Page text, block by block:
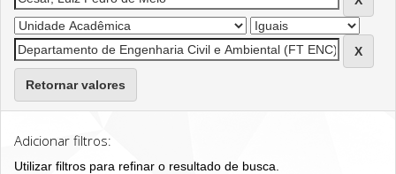
Retornar valores
Adicionar filtros:
Utilizar filtros para refinar o resultado de busca.